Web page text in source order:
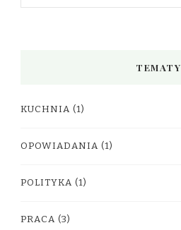
TEMATY
KUCHNIA (1)
OPOWIADANIA (1)
POLITYKA (1)
PRACA (3)